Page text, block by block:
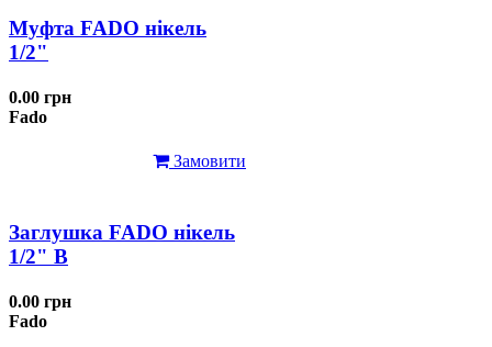
Муфта FADO нікель
1/2"
0.00 грн
Fado
Замовити
Заглушка FADO нікель
1/2" В
0.00 грн
Fado